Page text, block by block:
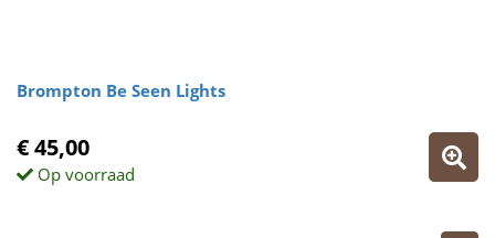
Brompton Be Seen Lights
€ 45,00
Op voorraad